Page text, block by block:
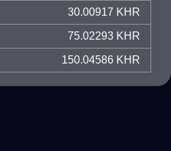
30.00917 KHR
75.02293 KHR
150.04586 KHR